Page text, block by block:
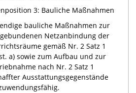
3: Bauliche Maßnahmen
bauliche Maßnahmen zur
Netzanbindung der
gemäß Nr. 2 Satz 1
a) sowie zum Aufbau und zur
nach Nr. 2 Satz 1
Ausstattungsgegenstände